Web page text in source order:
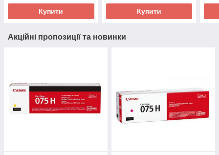
Купити Купити
Акційні пропозиції та новинки